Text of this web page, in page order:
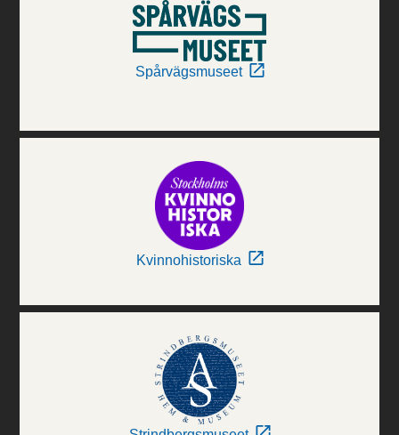
Spårvägsmuseet
Kvinnohistoriska